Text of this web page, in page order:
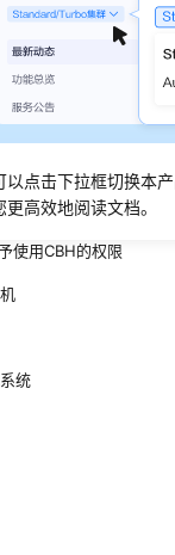
以点击下拉框切换本
更高效地阅读文档。
使用CBH的权限
统